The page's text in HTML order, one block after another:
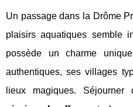
Un passage dans la Drôme
plaisirs aquatiques semble
possède un charme
authentiques, ses villages
lieux magiques.